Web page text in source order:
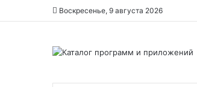
Воскресенье, 9 августа 2026